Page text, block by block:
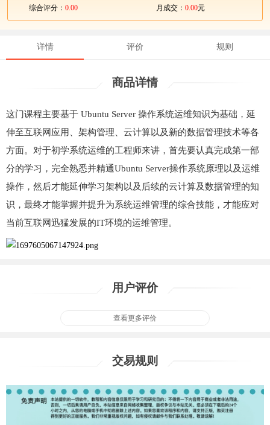
综合评分： 0.00
月成交： 0.00元
详情 评价 规则
商品详情
这门课程主要基于 Ubuntu Server 操作系统运维知识为基础，延
伸至互联网应用、架构管理、云计算以及新的数据管理技术等各
方面。对于初学系统运维的工程师来讲，首先要认真完成第一部
分的学习，完全熟悉并精通Ubuntu Server操作系统原理以及运维
操作，然后才能延伸学习架构以及后续的云计算及数据管理的知
识，最终才能掌握并提升为系统运维管理的综合技能，才能应对
当前互联网迅猛发展的IT环境的运维管理。
用户评价
查看更多评价
交易规则